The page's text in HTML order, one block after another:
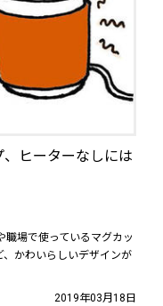
ヒーターなしには
職場で使っているマグカッ
かわいらしいデザインが
2019年03月18日